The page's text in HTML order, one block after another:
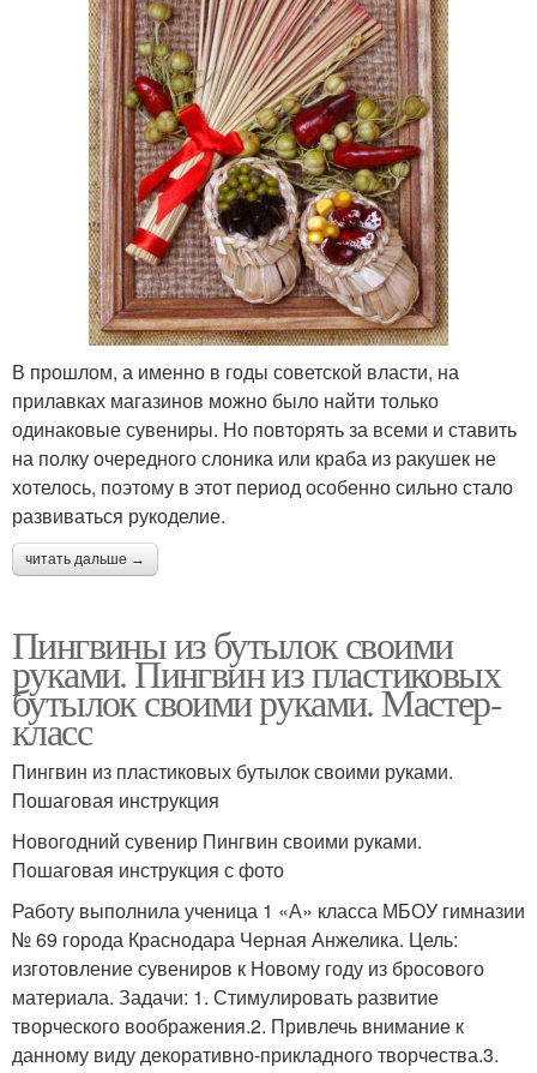
В прошлом, а именно в годы советской власти, на
прилавках магазинов можно было найти только
одинаковые сувениры. Но повторять за всеми и ставить
на полку очередного слоника или краба из ракушек не
хотелось, поэтому в этот период особенно сильно стало
развиваться рукоделие.
читать дальше →
Пингвины из бутылок своими
руками. Пингвин из пластиковых
бутылок своими руками. Мастер-
класс
Пингвин из пластиковых бутылок своими руками.
Пошаговая инструкция
Новогодний сувенир Пингвин своими руками.
Пошаговая инструкция с фото
Работу выполнила ученица 1 «А» класса МБОУ гимназии
№ 69 города Краснодара Черная Анжелика. Цель:
изготовление сувениров к Новому году из бросового
материала. Задачи: 1. Стимулировать развитие
творческого воображения.2. Привлечь внимание к
данному виду декоративно-прикладного творчества.3.